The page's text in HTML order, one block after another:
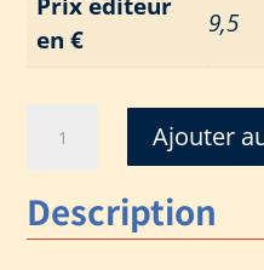
en €
9,5
MEDUSE
S
EST
Ajouter
Description